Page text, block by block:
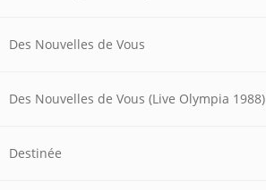
Des Nouvelles de Vous
Des Nouvelles de Vous (Live Olympia 1988)
Destinée